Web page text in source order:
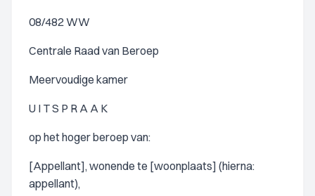
08/482 WW
Centrale Raad van Beroep
Meervoudige kamer
U I T S P R A A K
op het hoger beroep van:
[Appellant], wonende te [woonplaats] (hierna:
appellant),